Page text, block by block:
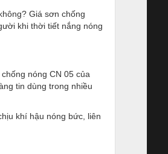
Giá sơn chống
khi thời tiết nắng nóng
nóng CN 05 của
tin dùng trong nhiều
khí hậu nóng bức, liên